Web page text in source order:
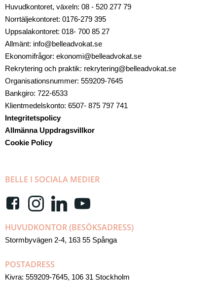
Huvudkontoret, växeln: 08 - 520 277 79
Norrtäljekontoret: 0176-279 395
Uppsalakontoret: 018- 700 85 27
Allmänt: info@belleadvokat.se
Ekonomifrågor: ekonomi@belleadvokat.se
Rekrytering och praktik: rekrytering@belleadvokat.se
Organisationsnummer: 559209-7645
Bankgiro: 722-6533
Klientmedelskonto: 6507- 875 797 741
Integritetspolicy
Allmänna Uppdragsvillkor
Cookie Policy
BELLE I SOCIALA MEDIER
HUVUDKONTOR (BESÖKSADRESS)
Stormbyvägen 2-4, 163 55 Spånga
POSTADRESS
Kivra: 559209-7645, 106 31 Stockholm